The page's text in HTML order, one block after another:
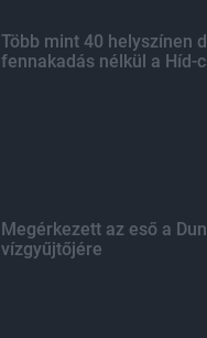
Több mint 40 helyszínen
fennakadás nélkül a Híd-
Megérkezett az eső a
vízgyűjtőjére